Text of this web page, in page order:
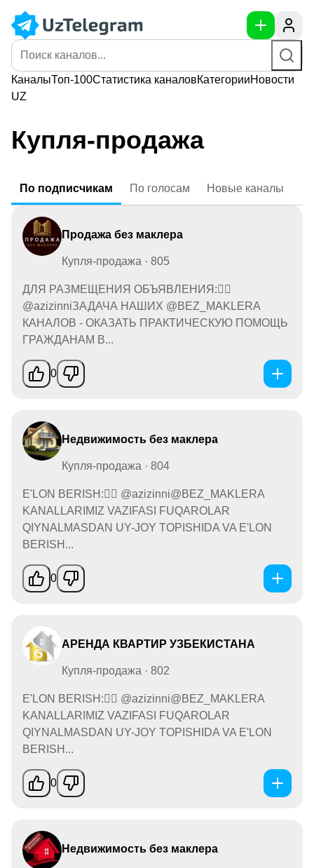
КаналыТоп-100Статистика каналовКатегорииНовости
UZ
Купля-продажа
По подписчикам По голосам Новые каналы
Продажа без маклера
Купля-продажа · 805
ДЛЯ РАЗМЕЩЕНИЯ ОБЪЯВЛЕНИЯ:👉🏻
@azizinniЗАДАЧА НАШИХ @BEZ_MAKLERA
КАНАЛОВ - ОКАЗАТЬ ПРАКТИЧЕСКУЮ ПОМОЩЬ
ГРАЖДАНАМ В...
0
Недвижимость без маклера
Купля-продажа · 804
E'LON BERISH:👉🏻 @azizinni@BEZ_MAKLERA
KANALLARIMIZ VAZIFASI FUQAROLAR
QIYNALMASDAN UY-JOY TOPISHIDA VA E'LON
BERISH...
0
АРЕНДА КВАРТИР УЗБЕКИСТАНА
Купля-продажа · 802
E'LON BERISH:👉🏻 @azizinni@BEZ_MAKLERA
KANALLARIMIZ VAZIFASI FUQAROLAR
QIYNALMASDAN UY-JOY TOPISHIDA VA E'LON
BERISH...
0
Недвижимость без маклера